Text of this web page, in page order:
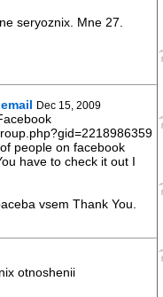
seryoznix. Mne 27.
Dec 15, 2009
people on facebook
have to check it out I
vsem Thank You.
otnoshenii